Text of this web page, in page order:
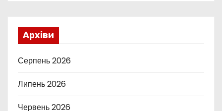
Архіви
Серпень 2026
Липень 2026
Червень 2026